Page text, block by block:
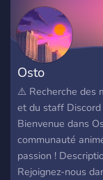
soixante rôles pour
descriptions, les jeux
auxquels vous
pateformes où
et encore d'autres 。
★,。·:*:·ﾟ☆。·:*:·ﾟ
☆。·:*:·ﾟ★,。·:*:·ﾟ☆
★··:*:· 。 😄 Alors
nous et disposer
serveur bien fait
bonne
Osto
⚠️ Recherche des
et du staff
Bienvenue dans
communauté
passion !
Rejoignez-nous